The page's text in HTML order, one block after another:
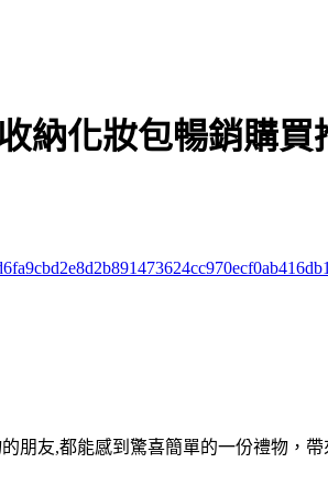
納化妝包暢銷購買
友,都能感到驚喜簡單的一份禮物，